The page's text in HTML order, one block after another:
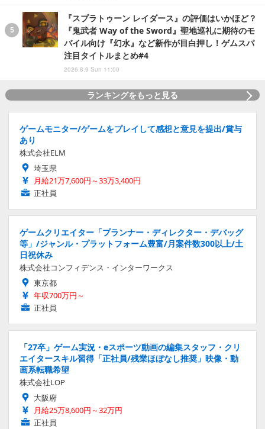
『スプラトゥーン レイダース』の評価はいかほど？
『鬼武者 Way of the Sword』聖地巡礼に期待のモ
バイル向け『幻水』など新作が目白押し！ゲムスパ
注目タイトルまとめ#4
2026.8.9 Sun 11:00
ランキングをもっと見る
ゲームモニター/ゲームをプレイして感想と意見を提出/賞与
あり
株式会社ELM
埼玉県
月給21万7,600円～33万3,400円
正社員
ゲームクリエイター「プランナー・ディレクター・デバッグ
等」/ジャンル・プラットフォーム豊富/月案件数300以上/土
日祝休み
株式会社コンフィデンス・インターワークス
東京都
年収700万円～
正社員
「27卒」ゲーム実況・eスポーツ動画の編集スタッフ・クリ
エイタースキル習得「正社員/残業ほぼなし推奨」映像・動
画系転職希望
株式会社LOP
大阪府
月給25万8,600円～32万円
正社員